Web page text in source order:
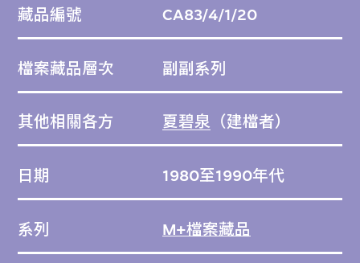
藏品編號 CA83/4/1/20
檔案藏品層次 副副系列
其他相關各方 夏碧泉 （建檔者）
日期 1980至1990年代
系列 M+檔案藏品